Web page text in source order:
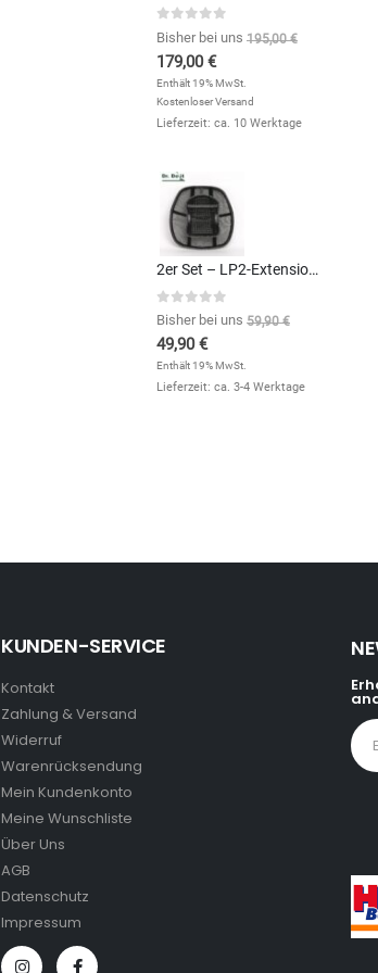
0out of 5
Bisher bei uns 195,00€
179,00€
Enthält 19% MwSt.
Kostenloser Versand
Lieferzeit: ca. 10 Werktage
2er Set – LP2-Extension Rückenstütze, bis zu 100kg – 10€ günstiger
0out of 5
Bisher bei uns 59,90€
49,90€
Enthält 19% MwSt.
Lieferzeit: ca. 3-4 Werktage
KUNDEN-SERVICE
Kontakt
Zahlung & Versand
Widerruf
Warenrücksendung
Mein Kundenkonto
Meine Wunschliste
Über Uns
AGB
Datenschutz
Impressum